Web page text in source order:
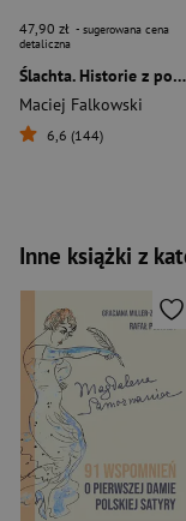
47,90 zł - sugerowana cena
detaliczna
Ślachta. Historie z podlasko-mazowieckiego pogranicza
Maciej Falkowski
6,6 (144)
Inne książki z